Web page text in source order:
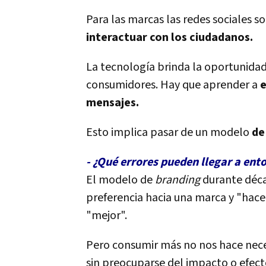
Para las marcas las redes sociales
interactuar con los ciudadanos.
La tecnología brinda la
consumidores. Hay que aprender a
mensajes.
Esto implica pasar de un modelo
- ¿Qué errores pueden llegar a
El modelo debrandingdurante
preferencia hacia una marca y
"mejor".
Pero consumir más no nos hace